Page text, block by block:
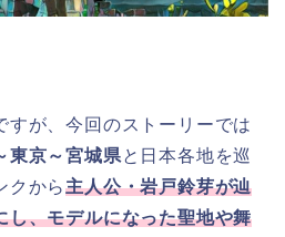
すが、今回のストーリーでは
東京～宮城県と日本各地を巡
クから主人公・岩戸鈴芽が辿
し、モデルになった聖地や舞